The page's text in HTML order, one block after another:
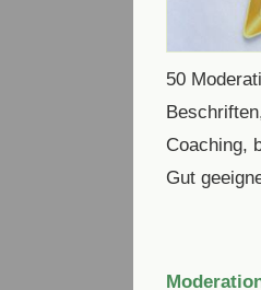
50
Coaching,
Gut